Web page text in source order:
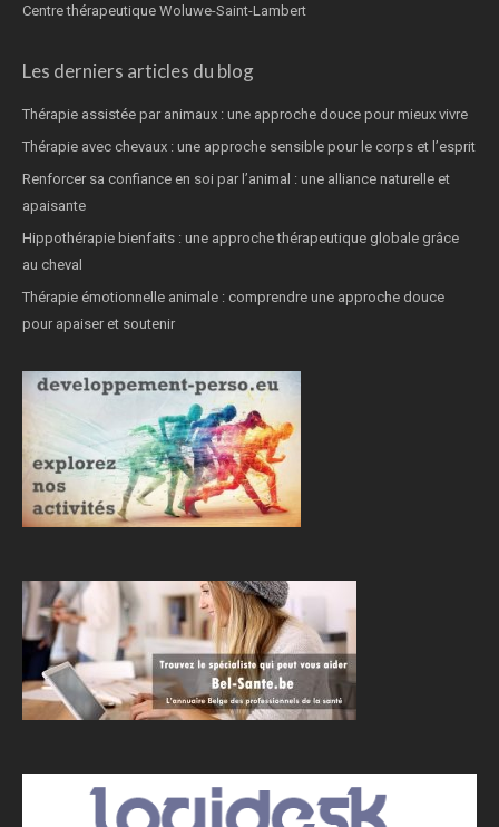
Centre thérapeutique Woluwe-Saint-Lambert
Les derniers articles du blog
Thérapie assistée par animaux : une approche douce pour mieux vivre
Thérapie avec chevaux : une approche sensible pour le corps et l’esprit
Renforcer sa confiance en soi par l’animal : une alliance naturelle et
apaisante
Hippothérapie bienfaits : une approche thérapeutique globale grâce
au cheval
Thérapie émotionnelle animale : comprendre une approche douce
pour apaiser et soutenir